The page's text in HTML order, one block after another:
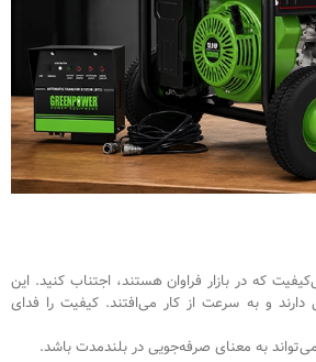
که در بازار فراوان هستند، اجتناب کنید. این
دارند و به سرعت از کار می‌افتند. کیفیت را فدای
می‌تواند به معنای صرفه‌جویی در بلندمدت باشد.